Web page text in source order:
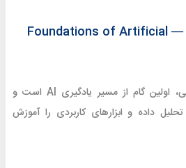
هوش مصنوعی مقدماتی — Foundations of Artificial
دوره مقدماتی هوش مصنوعی، اولین گام از مسیر یادگیری AI است و
داده و ابزارهای کاربردی را آموزش